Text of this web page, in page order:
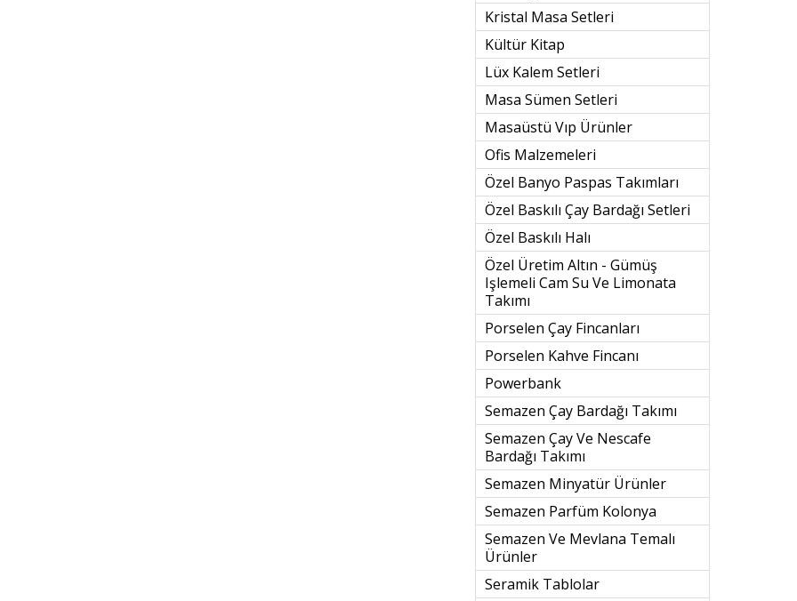
Kristal Masa Setleri
Kültür Kitap
Lüx Kalem Setleri
Masa Sümen Setleri
Masaüstü Vıp Ürünler
Ofis Malzemeleri
Özel Banyo Paspas Takımları
Özel Baskılı Çay Bardağı Setleri
Özel Baskılı Halı
Özel Üretim Altın - Gümüş
Işlemeli Cam Su Ve Limonata
Takımı
Porselen Çay Fincanları
Porselen Kahve Fincanı
Powerbank
Semazen Çay Bardağı Takımı
Semazen Çay Ve Nescafe
Bardağı Takımı
Semazen Minyatür Ürünler
Semazen Parfüm Kolonya
Semazen Ve Mevlana Temalı
Ürünler
Seramik Tablolar